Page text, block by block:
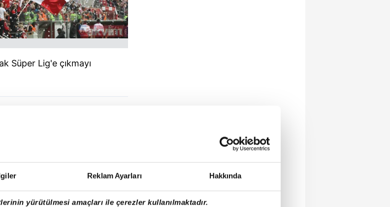
Reklam Ayarları Hakkında
yürütülmesi amaçları ile çerezler kullanılmaktadır.
Süper Lig'e çıkmayı